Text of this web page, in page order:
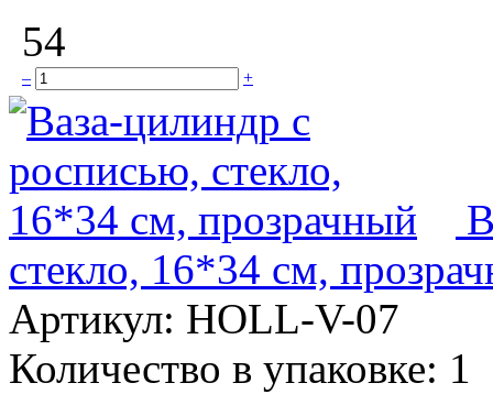
54
– +
стекло, 16*34 см,
Артикул: HOLL-V-07
Количество в упаковке: 1